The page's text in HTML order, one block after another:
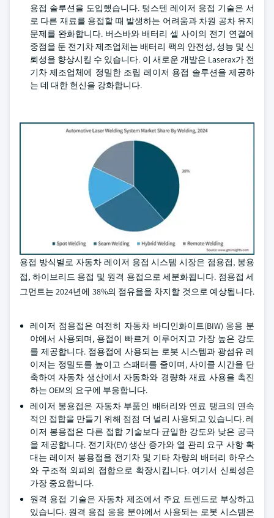
용접 솔루션을 도입했습니다. 텅스텐 레이저 용접 기술은 서
로 다른 재료를 용접할 때 발생하는 어려움과 차원 공차 유지
문제를 완화합니다. 버스바와 배터리 셀 사이의 전기 연결에
중점을 둔 전기차 제조업체는 배터리 팩의 안전성, 성능 및 신
뢰성을 향상시킬 수 있습니다. 이 새로운 개발은 Laserax가 전
기차 제조업체에 정밀한 조립 레이저 용접 솔루션을 제공하
는 데 대한 헌신을 강화합니다.
용접 방식별로 자동차 레이저 용접 시스템 시장은 점용접, 봉용
접, 하이브리드 용접 및 원격 용접으로 세분화됩니다. 점용접 세
그먼트는 2024년에 38%의 점유율을 차지할 것으로 예상됩니다.
레이저 점용접은 여전히 자동차 바디인화이트(BIW) 응용 분
야에서 사용되며, 용접이 빠르게 이루어지고 가장 높은 강도
를 제공합니다. 점용접에 사용되는 로봇 시스템과 광섬유 레
이저는 정밀도를 높이고 스패터를 줄이며, 사이클 시간을 단
축하여 자동차 생산에서 자동화와 경량화 재료 사용을 촉진
하는 OEM의 요구에 부응합니다.
레이저 봉용접은 자동차 부품인 배터리와 연료 탱크의 연속
적인 접합을 만들기 위해 점점 더 널리 사용되고 있습니다. 레
이저 봉용접은 다른 접합 기술보다 균일한 강도와 낮은 공극
을 제공합니다. 전기차(EV) 생산 증가와 열 관리 요구 사항 확
대는 레이저 봉용접을 전기차 및 기타 차량의 배터리 하우스
와 구조적 외피의 접합으로 확장시킵니다. 여기서 신뢰성은
가장 중요합니다.
원격 용접 기술은 자동차 제조에서 주요 트렌드로 부상하고
있습니다. 원격 용접 응용 분야에서 사용되는 로봇 시스템은